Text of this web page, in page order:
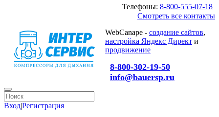
Телефоны: 8-800-555-07-18
Смотреть все контакты
WebCanape - создание сайтов,
настройка Яндекс Директ и
продвижение
8-800-302-19-50
info@bauersp.ru
Вход|Регистрация